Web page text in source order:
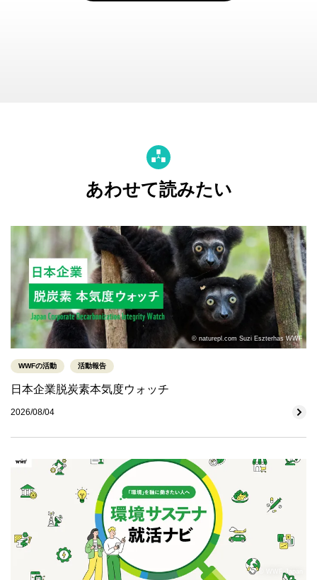
あわせて読みたい
© naturepl.com Suzi Eszterhas WWF
WWFの活動 活動報告
日本企業脱炭素本気度ウォッチ
2026/08/04
© WWF-Japan